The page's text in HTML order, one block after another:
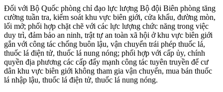
Đối với Bộ Quốc phòng chỉ đạo lực lượng Bộ đội Biên phòng tăng
cường tuần tra, kiểm soát khu vực biên giới, cửa khẩu, đường mòn,
lối mở; phối hợp chặt chẽ với các lực lượng chức năng trong việc
duy trì, đảm bảo an ninh, trật tự an toàn xã hội ở khu vực biên giới
gắn với công tác chống buôn lậu, vận chuyển trái phép thuốc lá,
thuốc lá điện tử, thuốc lá nung nóng; phối hợp với cấp ủy, chính
quyền địa phương các cấp đẩy mạnh công tác tuyên truyền để cư
dân khu vực biên giới không tham gia vận chuyển, mua bán thuốc
lá nhập lậu, thuốc lá điện tử, thuốc lá nung nóng.